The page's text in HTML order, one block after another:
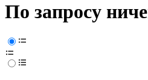
По запросу